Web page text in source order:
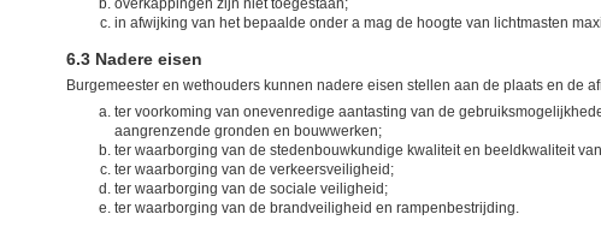
overkappingen zijn niet toegestaan;
in afwijking van het bepaalde onder a mag de hoogte van lichtmasten
6.3 Nadere eisen
Burgemeester en wethouders kunnen nadere eisen stellen aan de plaats en de
ter voorkoming van onevenredige aantasting van de
aangrenzende gronden en bouwwerken;
ter waarborging van de stedenbouwkundige kwaliteit en beeldkwaliteit
ter waarborging van de verkeersveiligheid;
ter waarborging van de sociale veiligheid;
ter waarborging van de brandveiligheid en rampenbestrijding.